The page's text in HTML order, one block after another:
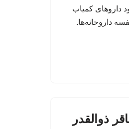
داروهای کمیاب
داروخانه‌ها.
ذوالقدر